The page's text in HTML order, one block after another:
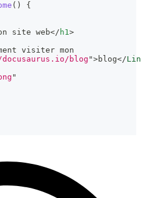
( )
{
site web</ h1>
visiter mon
blog ">blog</
"